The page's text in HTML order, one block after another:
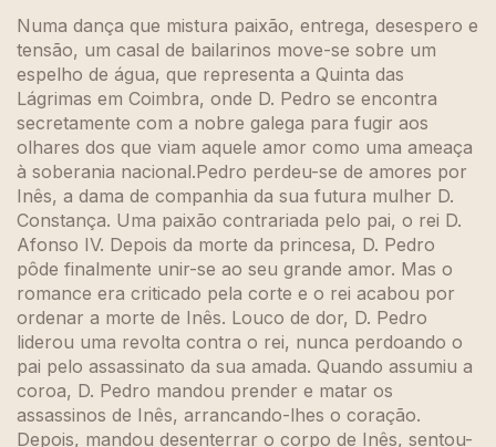
Numa dança que mistura paixão, entrega, desespero e
tensão, um casal de bailarinos move-se sobre um
espelho de água, que representa a Quinta das
Lágrimas em Coimbra, onde D. Pedro se encontra
secretamente com a nobre galega para fugir aos
olhares dos que viam aquele amor como uma ameaça
à soberania nacional.Pedro perdeu-se de amores por
Inês, a dama de companhia da sua futura mulher D.
Constança. Uma paixão contrariada pelo pai, o rei D.
Afonso IV. Depois da morte da princesa, D. Pedro
pôde finalmente unir-se ao seu grande amor. Mas o
romance era criticado pela corte e o rei acabou por
ordenar a morte de Inês. Louco de dor, D. Pedro
liderou uma revolta contra o rei, nunca perdoando o
pai pelo assassinato da sua amada. Quando assumiu a
coroa, D. Pedro mandou prender e matar os
assassinos de Inês, arrancando-lhes o coração.
Depois, mandou desenterrar o corpo de Inês, sentou-